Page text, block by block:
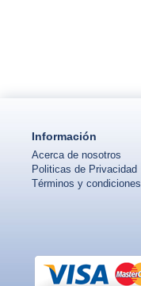
Información
Acerca de nosotros
Politicas de Privacidad
Términos y condiciones